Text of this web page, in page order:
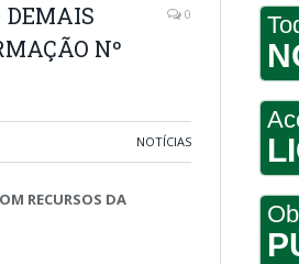
DEMAIS
Nº
0
NOTÍCIAS
RECURSOS DA